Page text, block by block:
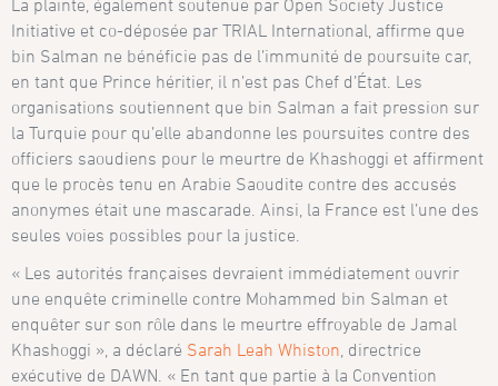
La plainte, également soutenue par Open Society Justice
Initiative et co-déposée par TRIAL International, affirme que
bin Salman ne bénéficie pas de l’immunité de poursuite car,
en tant que Prince héritier, il n’est pas Chef d’État. Les
organisations soutiennent que bin Salman a fait pression sur
la Turquie pour qu’elle abandonne les poursuites contre des
officiers saoudiens pour le meurtre de Khashoggi et affirment
que le procès tenu en Arabie Saoudite contre des accusés
anonymes était une mascarade. Ainsi, la France est l’une des
seules voies possibles pour la justice.
« Les autorités françaises devraient immédiatement ouvrir
une enquête criminelle contre Mohammed bin Salman et
enquêter sur son rôle dans le meurtre effroyable de Jamal
Khashoggi », a déclaré Sarah Leah Whiston , directrice
exécutive de DAWN. « En tant que partie à la Convention